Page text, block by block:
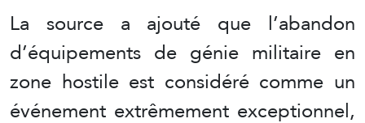
La source a ajouté que l’abandon
d’équipements de génie militaire en
zone hostile est considéré comme un
événement extrêmement exceptionnel,